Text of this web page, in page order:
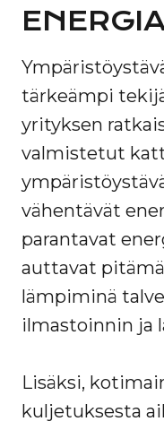
tärkeämpi
yrityksen
valmistetut
vähentävät
parantavat
auttavat
lämpiminä
ilmastoinnin ja
Lisäksi,
kuljetuksesta